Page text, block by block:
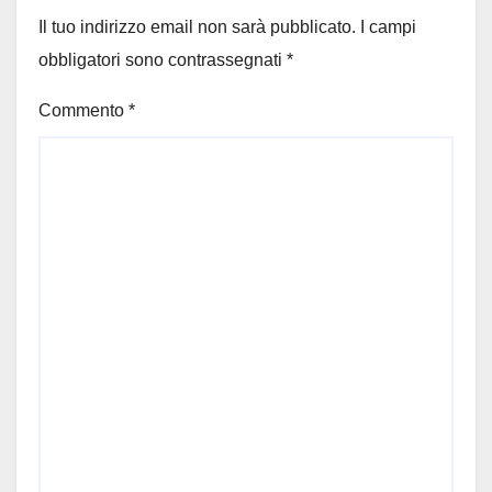
Il tuo indirizzo email non sarà pubblicato.
I campi
obbligatori sono contrassegnati *
Commento *